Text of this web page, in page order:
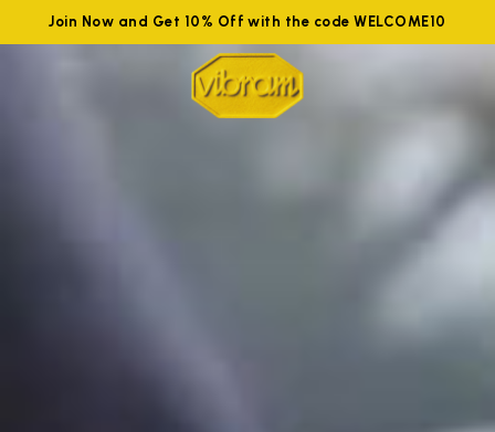
Join Now and Get 10% Off with the code WELCOME10